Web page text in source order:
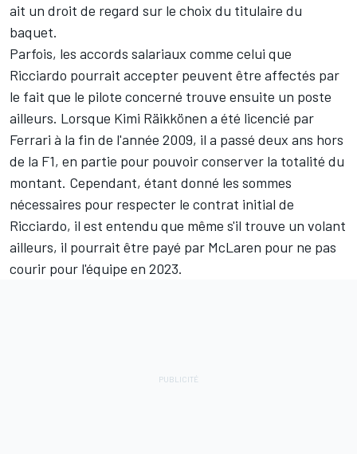
ait un droit de regard sur le choix du titulaire du
baquet.
Parfois, les accords salariaux comme celui que
Ricciardo pourrait accepter peuvent être affectés par
le fait que le pilote concerné trouve ensuite un poste
ailleurs. Lorsque Kimi Räikkönen a été licencié par
Ferrari à la fin de l'année 2009, il a passé deux ans hors
de la F1, en partie pour pouvoir conserver la totalité du
montant. Cependant, étant donné les sommes
nécessaires pour respecter le contrat initial de
Ricciardo, il est entendu que même s'il trouve un volant
ailleurs, il pourrait être payé par McLaren pour ne pas
courir pour l'équipe en 2023.